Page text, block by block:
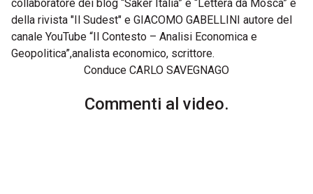
collaboratore dei blog “Saker Italia” e “Lettera da Mosca” e
della rivista "Il Sudest" e GIACOMO GABELLINI autore del
canale YouTube “Il Contesto – Analisi Economica e
Geopolitica”,analista economico, scrittore.
Conduce CARLO SAVEGNAGO
Commenti al video.